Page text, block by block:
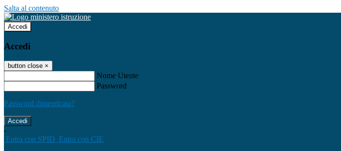
Salta al contenuto
Accedi
Accedi
button close ×
Nome Utente
Password
Password dimenticata?
-
Entra con SPID Entra con CIE